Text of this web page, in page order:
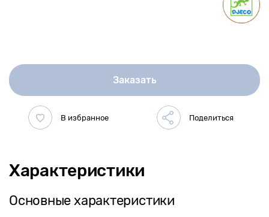
Заказать
Характеристики
Основные характеристики